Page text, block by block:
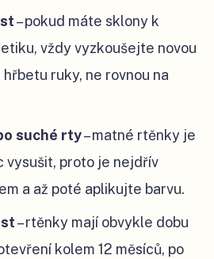
– pokud máte sklony k
vždy vyzkoušejte novou
ruky, ne rovnou na
suché rty– matné rtěnky je
vysušit, proto je nejdřív
a až poté aplikujte barvu.
– rtěnky mají obvykle dobu
kolem 12 měsíců, po